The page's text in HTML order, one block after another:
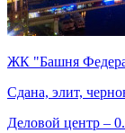
ЖК "Башня
Сдана, элит,
Деловой центр –